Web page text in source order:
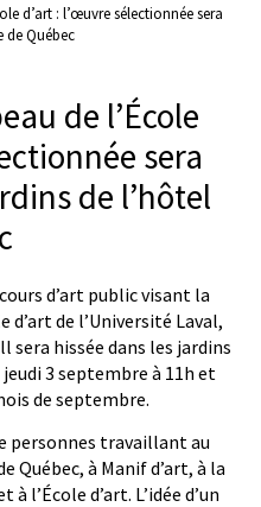
d’art : l’œuvre sélectionnée sera
de Québec
de l’École
sera
de l’hôtel
d’art public visant la
d’art de l’Université Laval,
sera hissée dans les jardins
3 septembre à 11h et
de septembre.
personnes travaillant au
Québec, à Manif d’art, à la
l’École d’art. L’idée d’un